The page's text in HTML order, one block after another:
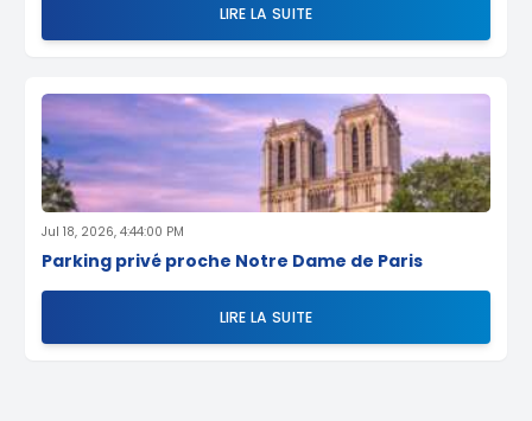
LIRE LA SUITE
Jul 18, 2026, 4:44:00 PM
Parking privé proche Notre Dame de Paris
LIRE LA SUITE